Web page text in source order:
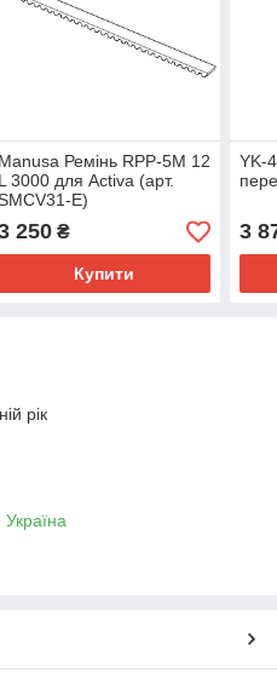
Manusa Ремінь RPP-5M 12
L 3000 для Activa (арт.
E)
250₴
Купити
YK-
3
рік
Україна